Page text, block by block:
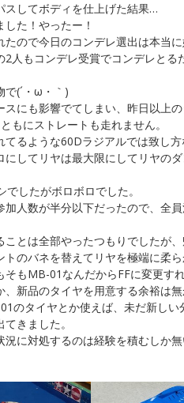
スしてボディを仕上げた結果…
た！やったー！
ので今日のコンデレ選出は本当
2人もコンデレ受賞でコンデレとる
で(´・ω・｀)
にも影響でてしまい、昨日以上
もにストレートも走れません。
てるような60Dラジアルでは致し
にしてリヤは最大限にしてリヤの
したがボロボロでした。
加人数が半分以下だったので、全
ことは全部やったつもりでしたが
トのバネを替えてリヤを極端に柔
そもMB-01なんだからFFに変更す
、新品のタイヤを用意する余裕は
のタイヤとか使えば、未だ新し
きました。
況に対処するのは経験を積むしか